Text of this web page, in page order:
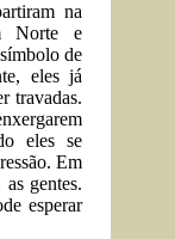
na
Norte e
de
eles já
travadas.
eles se
Em
gentes.
esperar